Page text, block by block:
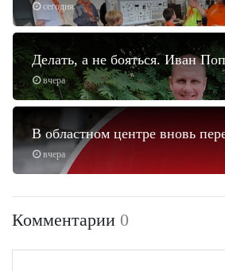
сегодня
вчера
Делать, а не бояться. Иван
вчера
В областном центре вновь
Комментарии 0